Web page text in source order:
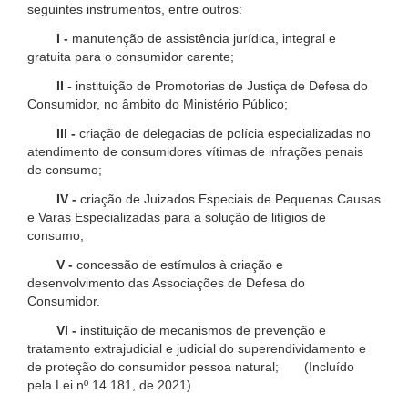
seguintes instrumentos, entre outros:
I - manutenção de assistência jurídica, integral e
gratuita para o consumidor carente;
II - instituição de Promotorias de Justiça de Defesa do
Consumidor, no âmbito do Ministério Público;
III - criação de delegacias de polícia especializadas no
atendimento de consumidores vítimas de infrações penais
de consumo;
IV - criação de Juizados Especiais de Pequenas Causas
e Varas Especializadas para a solução de litígios de
consumo;
V - concessão de estímulos à criação e
desenvolvimento das Associações de Defesa do
Consumidor.
VI - instituição de mecanismos de prevenção e
tratamento extrajudicial e judicial do superendividamento e
de proteção do consumidor pessoa natural; (Incluído
pela Lei nº 14.181, de 2021)